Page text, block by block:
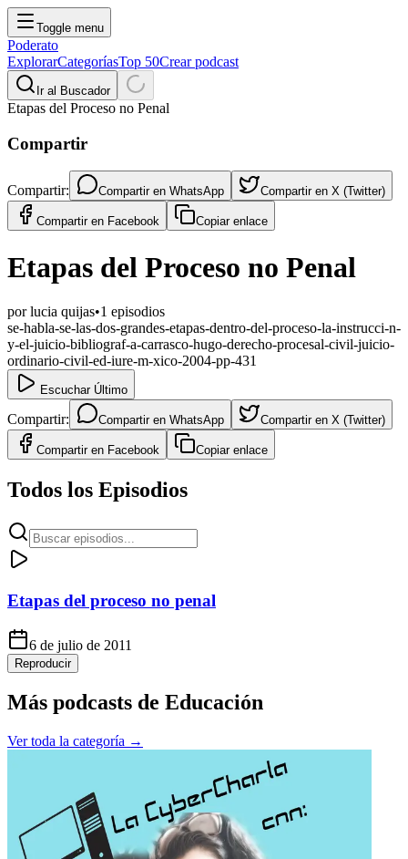
Toggle menu
Poderato
ExplorarCategoríasTop 50Crear podcast
Ir al Buscador
Etapas del Proceso no Penal
Compartir
Compartir: Compartir en WhatsApp Compartir en X (Twitter)
Compartir en Facebook Copiar enlace
Etapas del Proceso no Penal
porlucia quijas•1 episodios
se-habla-se-las-dos-grandes-etapas-dentro-del-proceso-la-instrucci-n-
y-el-juicio-bibliograf-a-carrasco-hugo-derecho-procesal-civil-juicio-
ordinario-civil-ed-iure-m-xico-2004-pp-431
Escuchar Último
Compartir: Compartir en WhatsApp Compartir en X (Twitter)
Compartir en Facebook Copiar enlace
Todos los Episodios
Etapas del proceso no penal
6 de julio de 2011
Reproducir
Más podcasts de Educación
Ver toda la categoría →